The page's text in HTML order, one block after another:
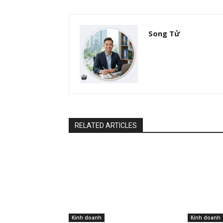
Song Tử
RELATED ARTICLES
Kinh doanh Kinh doanh